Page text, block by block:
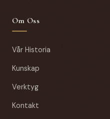
Om Oss
Vår Historia
Kunskap
Verktyg
Kontakt